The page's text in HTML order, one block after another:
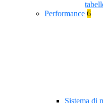
Performance 6
Sistema di